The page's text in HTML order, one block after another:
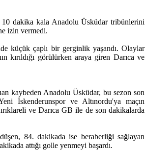
dakika kala Anadolu Üsküdar tribünlerini
izin vermedi.
küçük çaplı bir gerginlik yaşandı. Olaylar
kırıldığı görülürken araya giren Darıca ve
kaybeden Anadolu Üsküdar, bu sezon son
İskenderunspor ve Altınordu'ya maçın
ve Darıca GB ile de son dakikalarda
84. dakikada ise beraberliği sağlayan
attığı golle yenmeyi başardı.